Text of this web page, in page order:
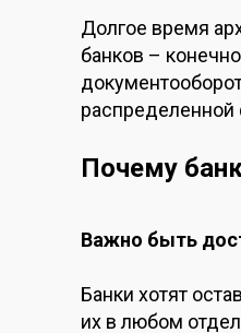
Долгое время
банков –
распределенной
Почему
Важно быть
Банки хотят
их в любом